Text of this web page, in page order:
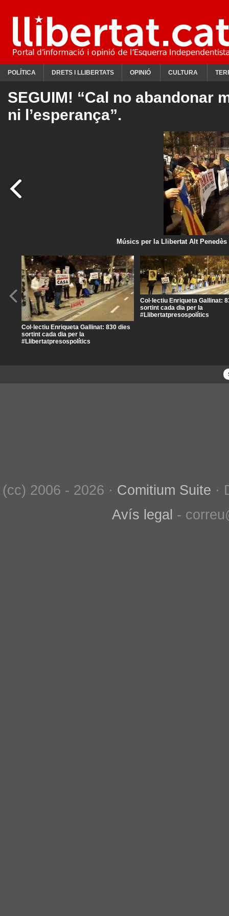
POLÍTICA DRETS I LLIBERTATS OPINIÓ CULTURA
SEGUIM! “Cal no abandonar
ni l’esperança”.
Músics per la Llibertat Alt Penedès
Col·lectiu Enriqueta Gallinat: 830 dies
sortint cada dia per la
#Llibertatpresospolítics
Col·lectiu Enriqueta Gallinat:
sortint cada dia per la
#Llibertatpresospolítics
(cc) 2006 - 2026 · Comitium Suite ·
Avís legal -